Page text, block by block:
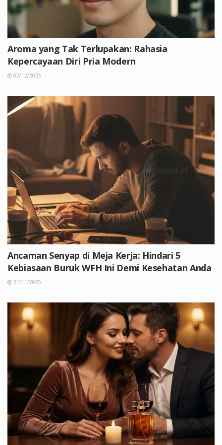
Aroma yang Tak Terlupakan: Rahasia
Kepercayaan Diri Pria Modern
02/12/2025
Ancaman Senyap di Meja Kerja: Hindari 5
Kebiasaan Buruk WFH Ini Demi Kesehatan Anda
21/11/2025